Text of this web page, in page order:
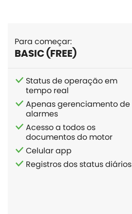
Para começar:
BASIC (FREE)
Status de operação em
tempo real
Apenas gerenciamento de
alarmes
Acesso a todos os
documentos do motor
Celular app
Registros dos status diários